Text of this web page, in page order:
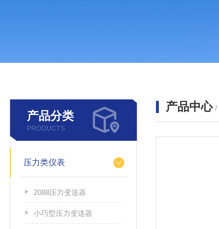
产品分类
PRODUCTS
压力类仪表
2088压力变送器
小巧型压力变送器
产品中心 /